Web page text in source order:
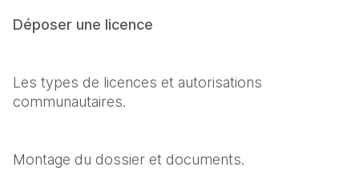
Déposer une licence
Les types de licences et autorisations
communautaires.
Montage du dossier et documents.